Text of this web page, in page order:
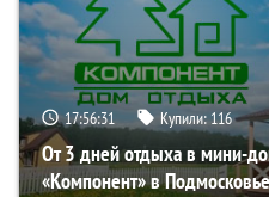
17:56:30 Купили: 116
От 3 дней отдыха в мини-
«Компонент» в Подмосковье